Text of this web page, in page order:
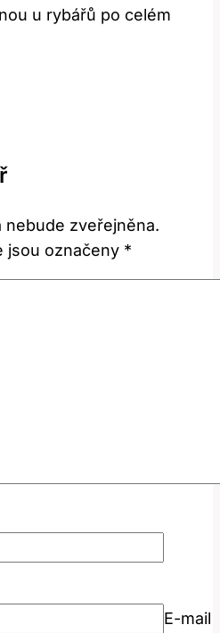
u rybářů po celém
nebude zveřejněna.
jsou označeny *
E-mail